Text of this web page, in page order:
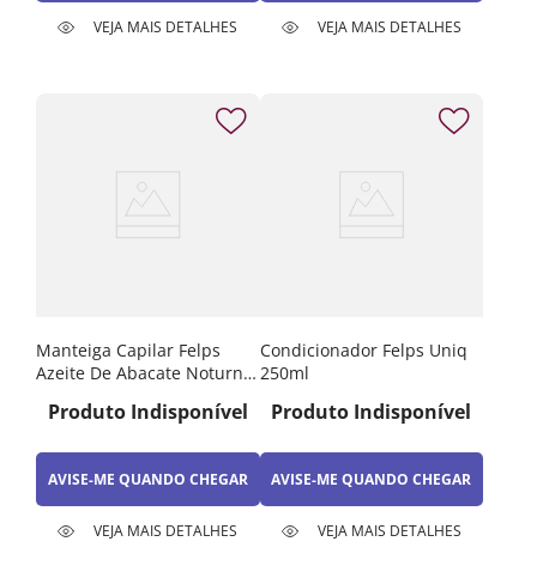
VEJA MAIS DETALHES VEJA MAIS DETALHES
Manteiga Capilar Felps
Azeite De Abacate Noturno
Produto Indisponível
AVISE-ME QUANDO CHEGAR
VEJA MAIS DETALHES
Condicionador Felps Uniq
250ml
Produto Indisponível
AVISE-ME QUANDO CHEGAR
VEJA MAIS DETALHES